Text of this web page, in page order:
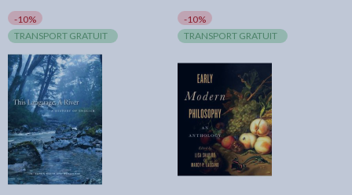
-10%
TRANSPORT GRATUIT
-10%
TRANSPORT GRATUIT